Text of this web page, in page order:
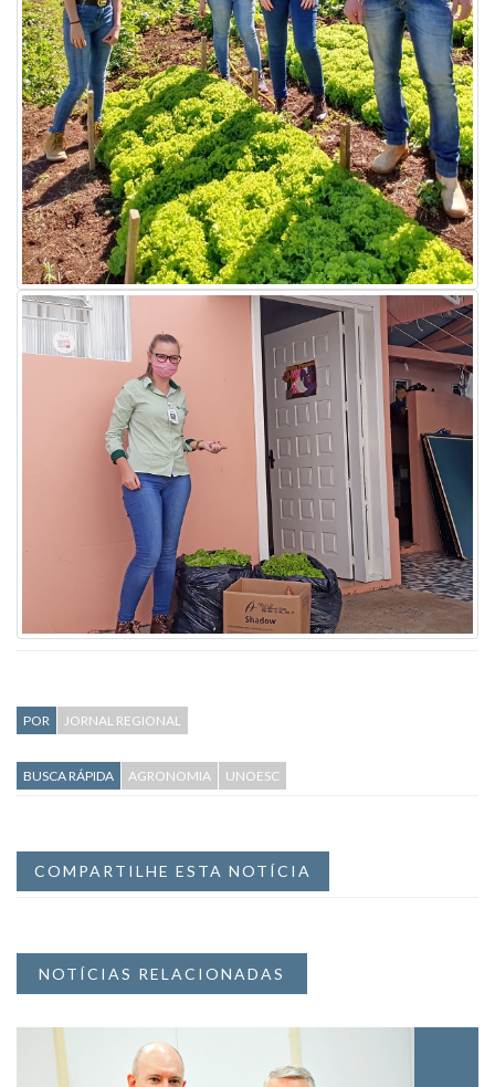
POR JORNAL REGIONAL
BUSCA RÁPIDA AGRONOMIA UNOESC
COMPARTILHE ESTA NOTÍCIA
NOTÍCIAS RELACIONADAS